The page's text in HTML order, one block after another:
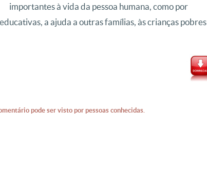
importantes à vida da pessoa humana, como por
a ajuda a outras famílias, às crianças pobres
pode ser visto por pessoas conhecidas.